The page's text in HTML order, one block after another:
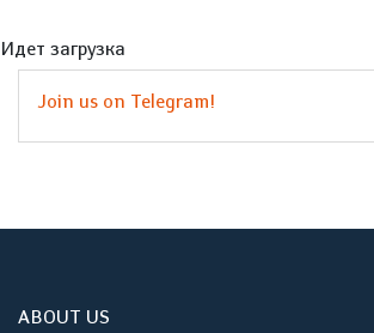
Идет загрузка
Join us on Telegram!
ABOUT US